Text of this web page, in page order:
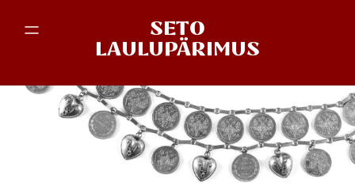
SETO
LAULUPÄRIMUS